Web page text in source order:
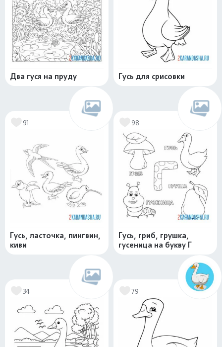
Два гуся на пруду Гусь для срисовки
91
Гусь, ласточка, пингвин,
киви
98
Гусь, гриб, грушка,
гусеница на букву Г
34 79